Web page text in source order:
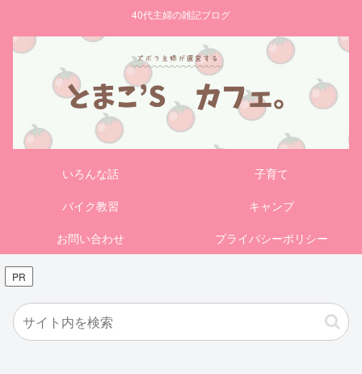
40代主婦の雑記ブログ
いろんな話
子育て
バイク教習
キャンプ
お問い合わせ
プライバシーポリシー
PR